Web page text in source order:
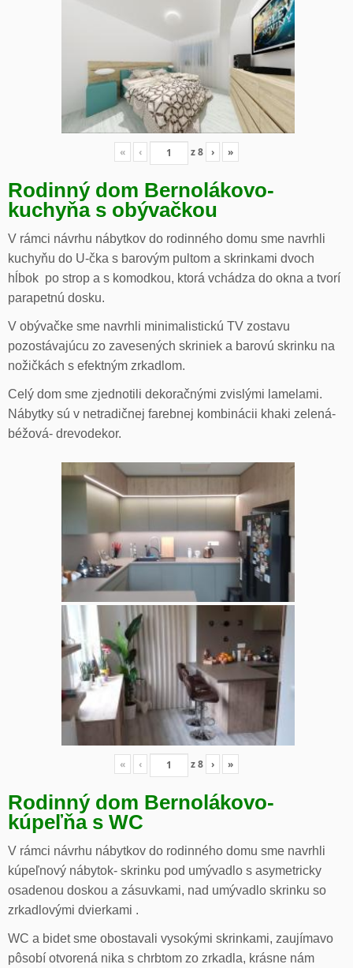
« ‹ z8 › »
Rodinný dom Bernolákovo-
kuchyňa s obývačkou
V rámci návrhu nábytkov do rodinného domu sme navrhli
kuchyňu do U-čka s barovým pultom a skrinkami dvoch
hĺbok po strop a s komodkou, ktorá vchádza do okna a tvorí
parapetnú dosku.
V obývačke sme navrhli minimalistickú TV zostavu
pozostávajúcu zo zavesených skriniek a barovú skrinku na
nožičkách s efektným zrkadlom.
Celý dom sme zjednotili dekoračnými zvislými lamelami.
Nábytky sú v netradičnej farebnej kombinácii khaki zelená-
béžová- drevodekor.
« ‹ z8 › »
Rodinný dom Bernolákovo-
kúpeľňa s WC
V rámci návrhu nábytkov do rodinného domu sme navrhli
kúpeľnový nábytok- skrinku pod umývadlo s asymetricky
osadenou doskou a zásuvkami, nad umývadlo skrinku so
zrkadlovými dvierkami .
WC a bidet sme obostavali vysokými skrinkami, zaujímavo
pôsobí otvorená nika s chrbtom zo zrkadla, krásne nám